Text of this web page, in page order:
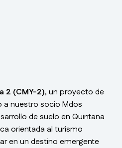
2 (CMY-2), un proyecto de
nuestro socio Mdos
de suelo en Quintana
orientada al turismo
en un destino emergente